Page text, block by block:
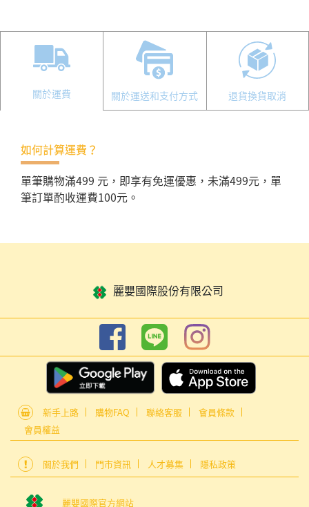
關於運費 關於運送和支付方式 退貨換貨取消
如何計算運費？
單筆購物滿499 元，即享有免運優惠，未滿499元，單
筆訂單酌收運費100元。
麗嬰國際股份有限公司
新手上路 購物FAQ 聯絡客服
會員條款
會員權益
關於我們 門市資訊 人才募集 隱私政策
麗嬰國際官方網站